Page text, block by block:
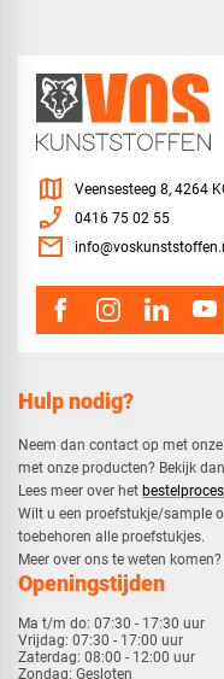
Hulp nodig?
Neem dan contact op met onze
met onze producten? Bekijk
​Lees meer over het bestelproces
​Wilt u een proefstukje/sample
toebehoren alle proefstukjes.
​​Meer over ons te weten
Openingstijden
Ma t/m do: 07:30 - 17:30 uur
Vrijdag: 07:30 - 17:00 uur
Zaterdag: 08:00 - 12:00 uur
Zondag: Gesloten
map Veensesteeg 8, 4264
phone_enabled 0416 75 02 55
mail